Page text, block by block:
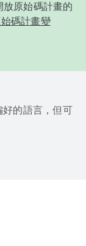
原始碼計畫的
碼計畫變
的語言，但可